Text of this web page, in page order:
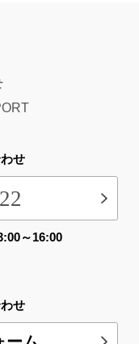
せ
～16:00
せ